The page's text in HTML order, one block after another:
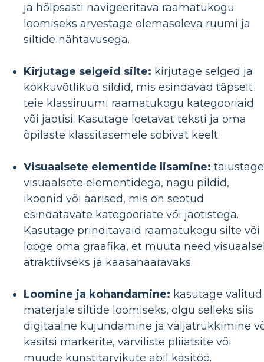
ja hõlpsasti navigeeritava raamatukogu
loomiseks arvestage olemasoleva ruumi ja
siltide nähtavusega.
Kirjutage selgeid silte: kirjutage selged ja
kokkuvõtlikud sildid, mis esindavad täpselt
teie klassiruumi raamatukogu kategooriaid
või jaotisi. Kasutage loetavat teksti ja oma
õpilaste klassitasemele sobivat keelt.
Visuaalsete elementide lisamine: täiustage
visuaalsete elementidega, nagu pildid,
ikoonid või äärised, mis on seotud
esindatavate kategooriate või jaotistega.
Kasutage prinditavaid raamatukogu silte või
looge oma graafika, et muuta need
atraktiivseks ja kaasahaaravaks.
Loomine ja kohandamine: kasutage valitud
materjale siltide loomiseks, olgu selleks siis
digitaalne kujundamine ja väljatrükkimine
käsitsi markerite, värviliste pliiatsite või
muude kunstitarvikute abil käsitöö.